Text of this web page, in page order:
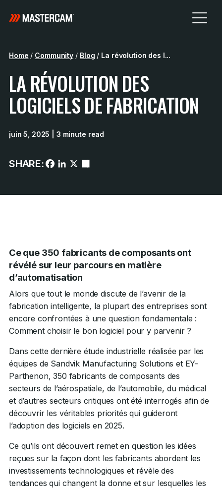
Home / Community / Blog / La révolution des l...
LA RÉVOLUTION DES
LOGICIELS DE FABRICATION
juin 5, 2025 | 3 minute read
SHARE:
Ce que 350 fabricants de composants ont
révélé sur leur parcours en matière
d’automatisation
Alors que tout le monde discute de l’avenir de la
fabrication intelligente, la plupart des entreprises sont
encore confrontées à une question fondamentale :
Comment choisir le bon logiciel pour y parvenir ?
Dans cette dernière étude industrielle réalisée par les
équipes de Sandvik Manufacturing Solutions et EY-
Parthenon, 350 fabricants de composants des
secteurs de l’aérospatiale, de l’automobile, du médical
et d’autres secteurs critiques ont été interrogés afin de
découvrir les véritables priorités qui guideront
l’adoption des logiciels en 2025.
Ce qu’ils ont découvert remet en question les idées
reçues sur la façon dont les fabricants abordent les
investissements technologiques et révèle des
tendances qui changent la donne et sur lesquelles les